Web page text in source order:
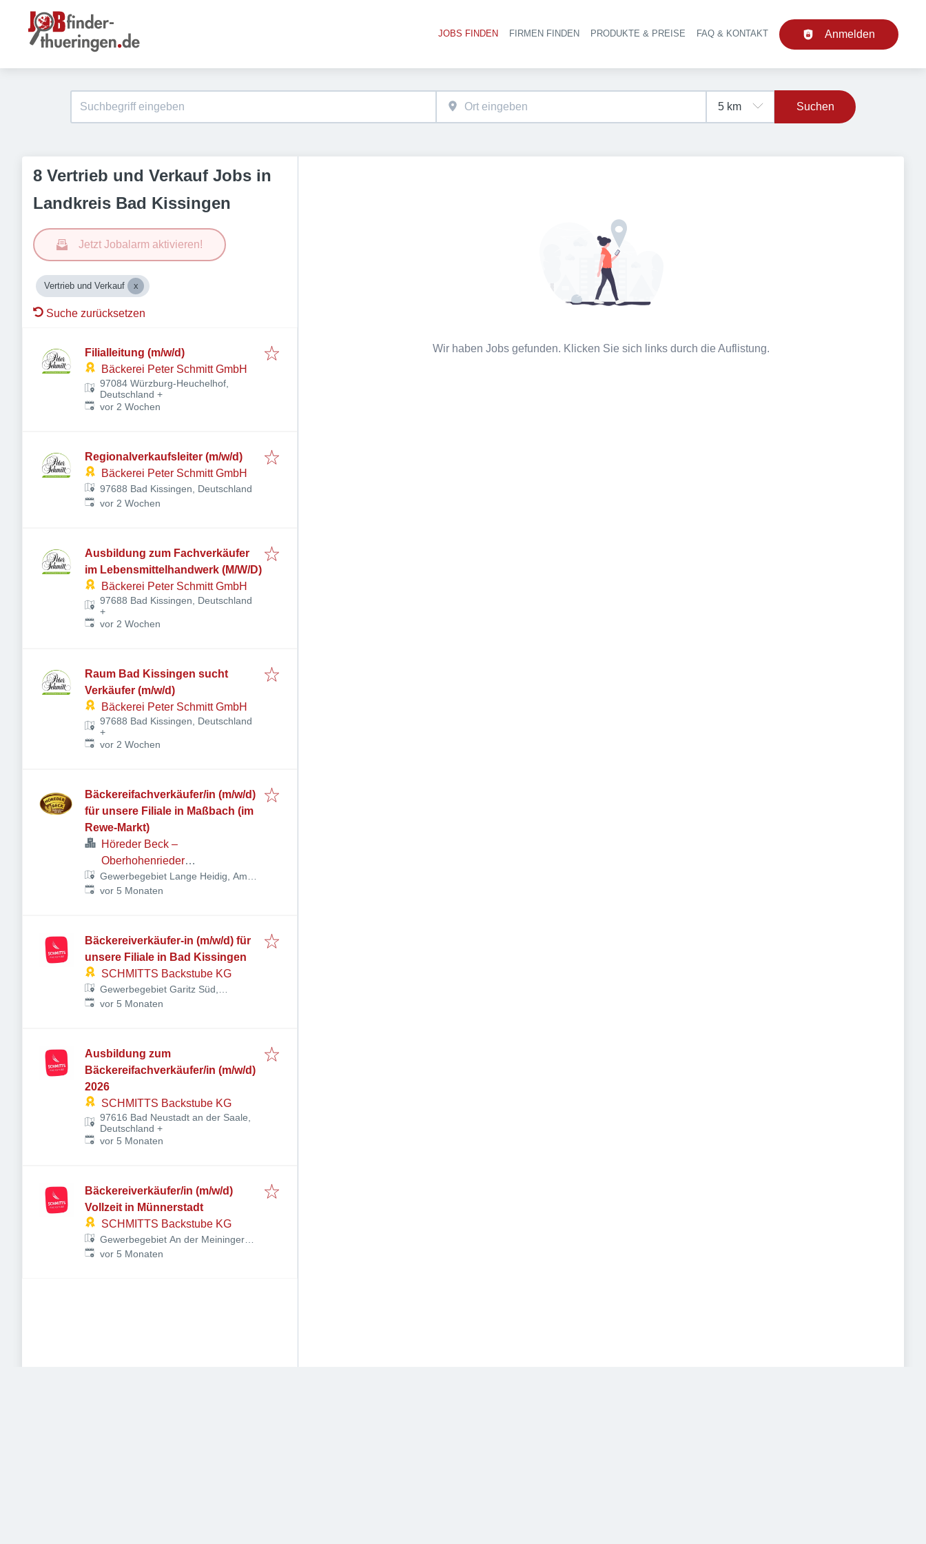
Haupt-Navigation
JOBS FINDEN FIRMEN FINDEN PRODUKTE & PREISE FAQ & KONTAKT Anmelden
Suchen
8 Vertrieb und Verkauf Jobs in
Landkreis Bad Kissingen
Jetzt Jobalarm aktivieren!
Vertrieb und Verkauf
Suche zurücksetzen
Filialleitung (m/w/d)
Bäckerei Peter Schmitt GmbH
97084 Würzburg-Heuchelhof,
Deutschland +
Veröffentlicht:
vor 2 Wochen
Regionalverkaufs­leiter (m/w/d)
Bäckerei Peter Schmitt GmbH
97688 Bad Kissingen, Deutschland
Veröffentlicht:
vor 2 Wochen
Ausbildung zum Fachverkäufer
im Lebensmittelhandwerk (M/W/D)
Bäckerei Peter Schmitt GmbH
97688 Bad Kissingen, Deutschland
+
Veröffentlicht:
vor 2 Wochen
Raum Bad Kissingen sucht
Verkäufer (m/w/d)
Bäckerei Peter Schmitt GmbH
97688 Bad Kissingen, Deutschland
+
Veröffentlicht:
vor 2 Wochen
Bäckereifachverkäufer/in (m/w/d)
für unsere Filiale in Maßbach (im
Rewe-Markt)
Höreder Beck –
Oberhohenrieder
Landbrotbäckerei Ed. Wolf
GmbH
Gewerbegebiet Lange Heidig, Am
Heidig 1, 97711 Maßbach,
Veröffentlicht:
vor 5 Monaten
Bäckereiverkäufer-in (m/w/d) für
unsere Filiale in Bad Kissingen
SCHMITTS Backstube KG
Gewerbegebiet Garitz Süd,
Heiligenfelder Allee 5, 97688 Bad
Veröffentlicht:
vor 5 Monaten
Ausbildung zum
Bäckereifachverkäufer/in (m/w/d)
2026
SCHMITTS Backstube KG
97616 Bad Neustadt an der Saale,
Deutschland +
Veröffentlicht:
vor 5 Monaten
Bäckereiverkäufer/in (m/w/d)
Vollzeit in Münnerstadt
SCHMITTS Backstube KG
Gewerbegebiet An der Meininger
Straße, Untere Au 1, 97702
Veröffentlicht:
vor 5 Monaten
Wir haben Jobs gefunden. Klicken Sie sich links durch die Auflistung.